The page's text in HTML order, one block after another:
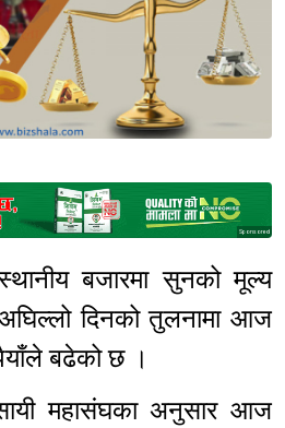
Sponsored
बजारमा सुनको मूल्य
दिनको तुलनामा आज
बढेको छ ।
महासंघका अनुसार आज